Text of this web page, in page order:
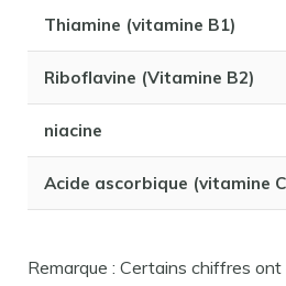
Thiamine (vitamine B1)
Riboflavine (Vitamine B2)
niacine
Acide ascorbique (vitamine
Remarque : Certains chiffres